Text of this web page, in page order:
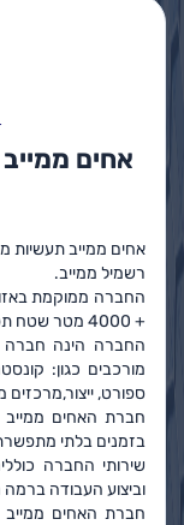
אחים
רשמיל ממייב.
+ 4000 מטר שטח תפעולי.
החברה הינה חברה
מורכבים כגון:
ספורט, ייצור,מרכזים
חברת האחים ממייב
בזמנים בלתי
שירותי החברה
וביצוע העבודה ברמה
חברת האחים ממייב